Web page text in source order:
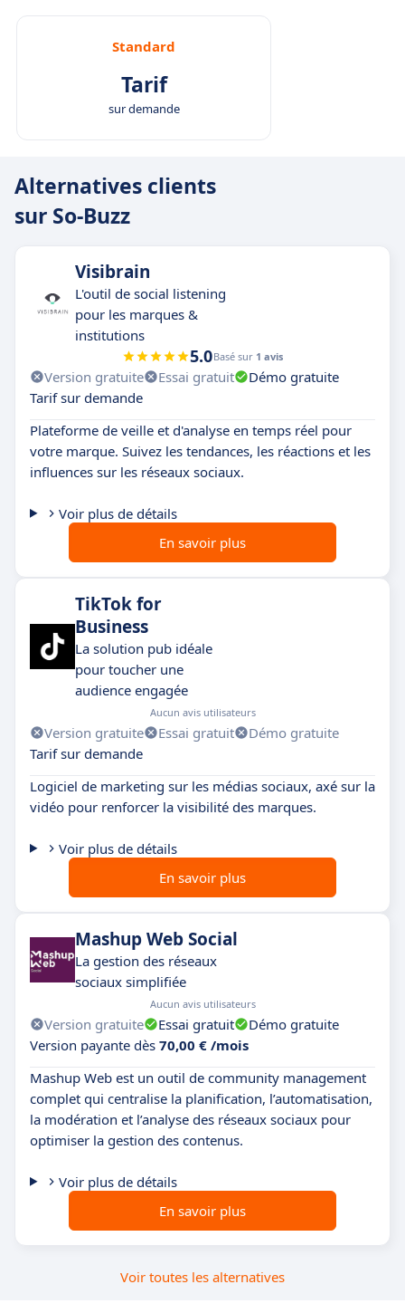
Standard
Tarif
sur demande
Alternatives clients
sur So-Buzz
Visibrain
L'outil de social listening
pour les marques &
institutions
5.0Basé sur 1 avis
Version gratuite Essai gratuit
Démo gratuite
Tarif sur demande
Plateforme de veille et d'analyse en temps réel pour
votre marque. Suivez les tendances, les réactions et les
influences sur les réseaux sociaux.
Voir plus de détails
En savoir plus
TikTok for
Business
La solution pub idéale
pour toucher une
audience engagée
Aucun avis utilisateurs
Version gratuite Essai gratuit
Démo gratuite
Tarif sur demande
Logiciel de marketing sur les médias sociaux, axé sur la
vidéo pour renforcer la visibilité des marques.
Voir plus de détails
En savoir plus
Mashup Web Social
La gestion des réseaux
sociaux simplifiée
Aucun avis utilisateurs
Version gratuite Essai gratuit
Démo gratuite
Version payante dès 70,00 € /mois
Mashup Web est un outil de community management
complet qui centralise la planification, l’automatisation,
la modération et l’analyse des réseaux sociaux pour
optimiser la gestion des contenus.
Voir plus de détails
En savoir plus
Voir toutes les alternatives